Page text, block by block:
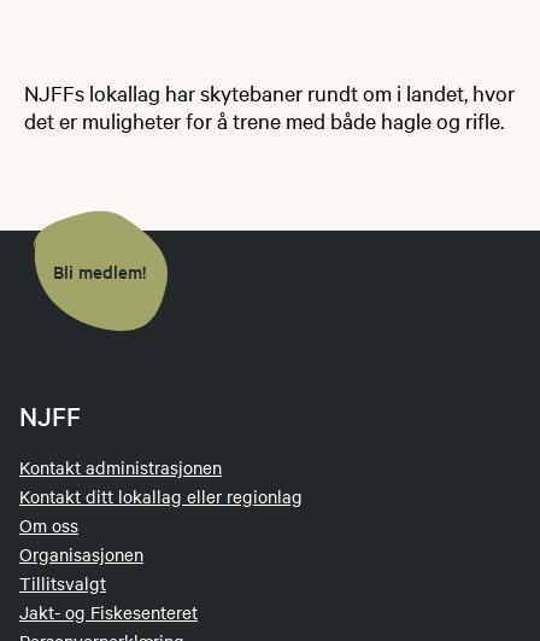
NJFFs lokallag har skytebaner rundt om i landet, hvor
det er muligheter for å trene med både hagle og rifle.
Bli medlem!
NJFF
Kontakt administrasjonen
Kontakt ditt lokallag eller regionlag
Om oss
Organisasjonen
Tillitsvalgt
Jakt- og Fiskesenteret